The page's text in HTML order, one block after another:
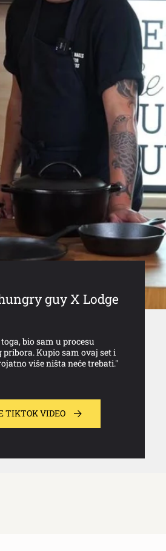
guy X Lodge
bio sam u procesu
pribora. Kupio sam ovaj set i
više ništa neće trebati."
TIKTOK VIDEO